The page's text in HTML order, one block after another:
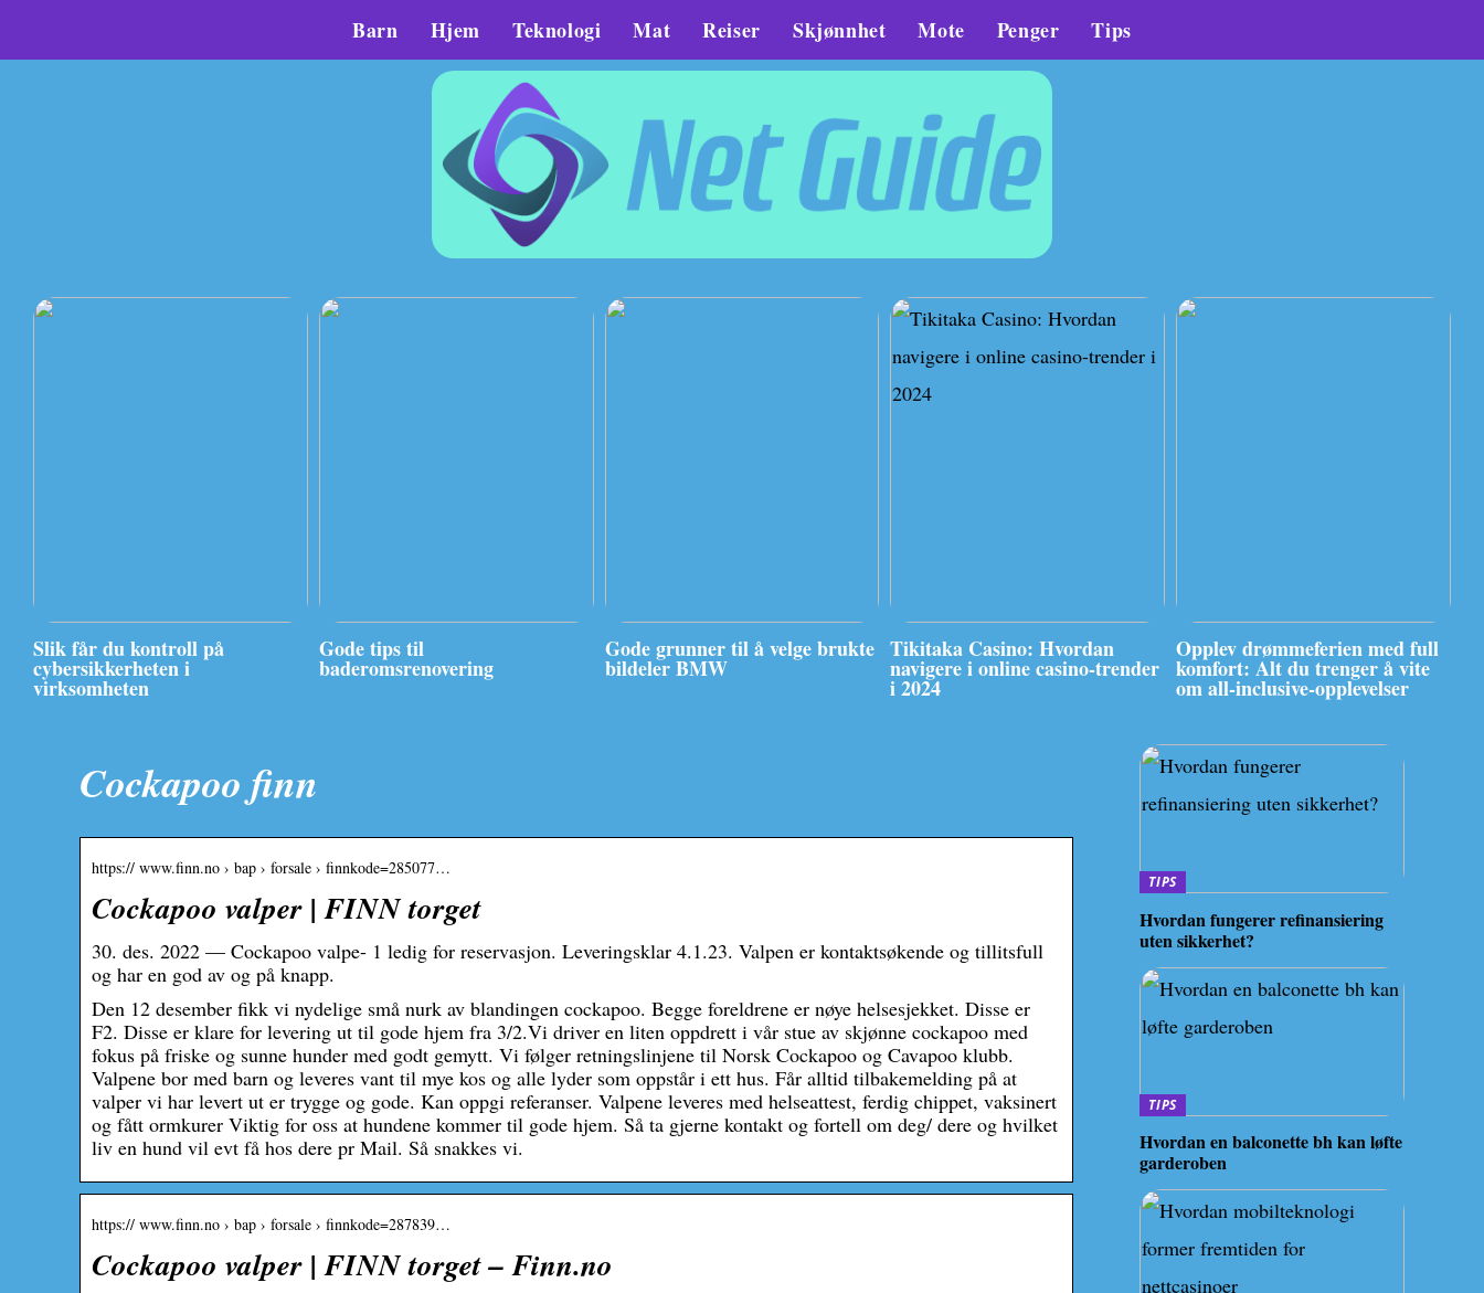
Barn Hjem Teknologi Mat Reiser Skjønnhet Mote Penger Tips
Slik får du kontroll på
cybersikkerheten i
virksomheten
Gode tips til
baderomsrenovering
Gode grunner til å velge brukte
bildeler BMW
Tikitaka Casino: Hvordan
navigere i online casino-trender
i 2024
Opplev drømmeferien med full
komfort: Alt du trenger å vite
om all-inclusive-opplevelser
Cockapoo finn
https:// www.finn.no › bap › forsale › finnkode=285077…
Cockapoo valper | FINN torget
30. des. 2022 — Cockapoo valpe- 1 ledig for reservasjon. Leveringsklar 4.1.23. Valpen er kontaktsøkende og tillitsfull
og har en god av og på knapp.
Den 12 desember fikk vi nydelige små nurk av blandingen cockapoo. Begge foreldrene er nøye helsesjekket. Disse er
F2. Disse er klare for levering ut til gode hjem fra 3/2.Vi driver en liten oppdrett i vår stue av skjønne cockapoo med
fokus på friske og sunne hunder med godt gemytt. Vi følger retningslinjene til Norsk Cockapoo og Cavapoo klubb.
Valpene bor med barn og leveres vant til mye kos og alle lyder som oppstår i ett hus. Får alltid tilbakemelding på at
valper vi har levert ut er trygge og gode. Kan oppgi referanser. Valpene leveres med helseattest, ferdig chippet, vaksinert
og fått ormkurer Viktig for oss at hundene kommer til gode hjem. Så ta gjerne kontakt og fortell om deg/ dere og hvilket
liv en hund vil evt få hos dere pr Mail. Så snakkes vi.
https:// www.finn.no › bap › forsale › finnkode=287839…
Cockapoo valper | FINN torget – Finn.no
TIPS
Hvordan fungerer refinansiering
uten sikkerhet?
TIPS
Hvordan en balconette bh kan løfte
garderoben